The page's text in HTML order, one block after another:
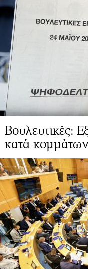
Βουλευτικές:
κατά